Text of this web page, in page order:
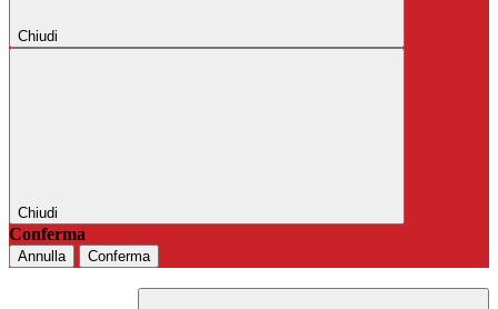
Chiudi
Chiudi
Conferma
Annulla Conferma